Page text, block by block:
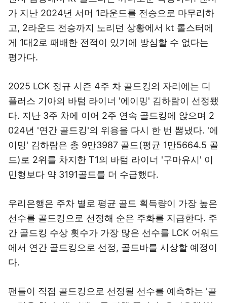
가 지난 2024년 서머 1라운드를 전승으로 마무리하
고, 2라운드 전승까지 노리던 상황에서 kt 롤스터에
게 1대2로 패배한 전적이 있기에 방심할 수 없다는
평가다.
2025 LCK 정규 시즌 4주 차 골드킹의 자리에는 디
플러스 기아의 바텀 라이너 '에이밍' 김하람이 선정됐
다. 지난 3주 차에 이어 2주 연속 골드킹에 앉으며 2
024년 '연간 골드킹'의 위용을 다시 한 번 뽐냈다. '에
이밍' 김하람은 총 9만3987 골드(평균 1만5664.5 골
드)로 2위를 차지한 T1의 바텀 라이너 '구마유시' 이
민형보다 약 3191골드를 더 수급했다.
우리은행은 주차 별로 평균 골드 획득량이 가장 높은
선수를 골드킹으로 선정해 순은 주화를 지급한다. 주
간 골드킹 수상 횟수가 가장 많은 선수를 LCK 어워드
에서 연간 골드킹으로 선정, 골드바를 시상할 예정이
다.
팬들이 직접 골드킹으로 선정될 선수를 예측하는 '골